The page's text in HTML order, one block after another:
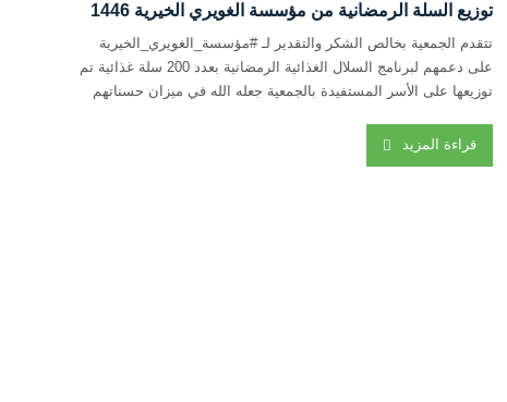
توزيع السلة الرمضانية من مؤسسة الغويري الخيرية 1446
تتقدم الجمعية بخالص الشكر والتقدير لـ #مؤسسة_الغويري_الخيرية
على دعمهم لبرنامج السلال الغذائية الرمضانية بعدد 200 سلة غذائية تم
توزيعها على الأسر المستفيدة بالجمعية جعله الله في ميزان حسناتهم
قراءة المزيد